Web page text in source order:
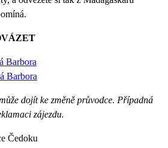
Barbora
Barbora
dojít ke změně průvodce. Případná
zájezdu.
Čedoku